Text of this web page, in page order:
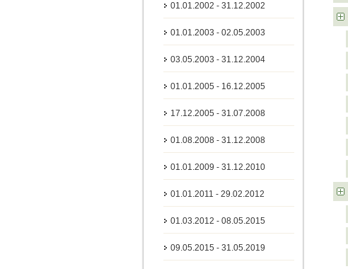
01.01.2002 - 31.12.2002
01.01.2003 - 02.05.2003
03.05.2003 - 31.12.2004
01.01.2005 - 16.12.2005
17.12.2005 - 31.07.2008
01.08.2008 - 31.12.2008
01.01.2009 - 31.12.2010
01.01.2011 - 29.02.2012
01.03.2012 - 08.05.2015
09.05.2015 - 31.05.2019